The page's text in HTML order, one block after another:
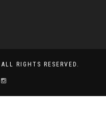
, ALL RIGHTS RESERVED.